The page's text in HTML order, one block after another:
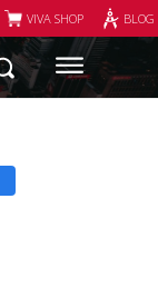
VIVA SHOP